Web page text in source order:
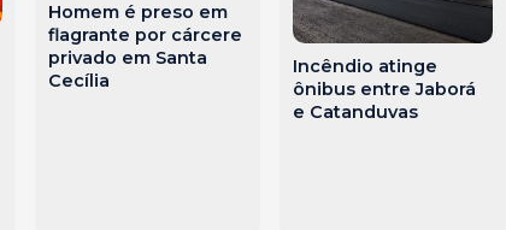
Homem é preso em
flagrante por cárcere
privado em Santa
Cecília
Incêndio atinge
ônibus entre Jaborá
e Catanduvas